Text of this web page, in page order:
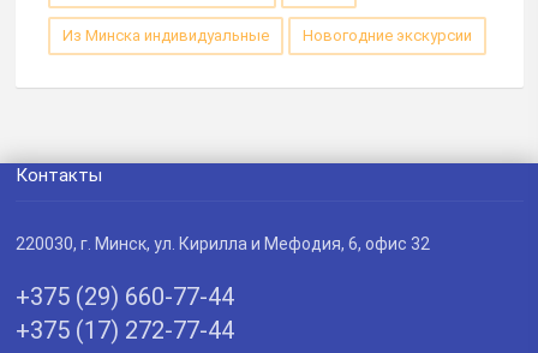
Из Минска индивидуальные Новогодние экскурсии
Контакты
220030, г. Минск, ул. Кирилла и Мефодия, 6, офис 32
+375 (29) 660-77-44
+375 (17) 272-77-44